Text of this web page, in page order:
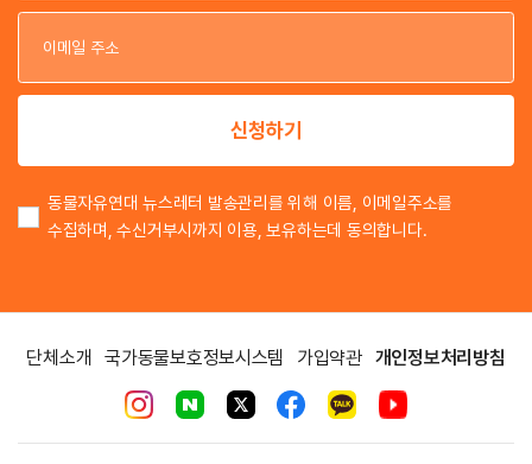
이
이
신청하기
동물자유연대 뉴스레터 발송관리를 위해 이름, 이메일주소를
수집하며, 수신거부시까지 이용, 보유하는데 동의합니다.
단체소개 국가동물보호정보시스템 가입약관 개인정보처리방침